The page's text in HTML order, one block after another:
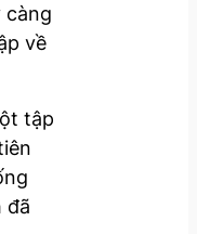
càng
về
tập
đã